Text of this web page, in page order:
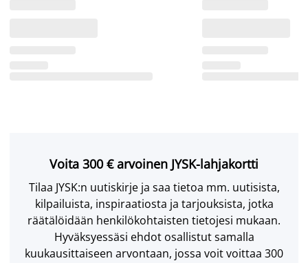
Voita 300 € arvoinen JYSK-lahjakortti
Tilaa JYSK:n uutiskirje ja saa tietoa mm. uutisista,
kilpailuista, inspiraatiosta ja tarjouksista, jotka
räätälöidään henkilökohtaisten tietojesi mukaan.
Hyväksyessäsi ehdot osallistut samalla
kuukausittaiseen arvontaan, jossa voit voittaa 300